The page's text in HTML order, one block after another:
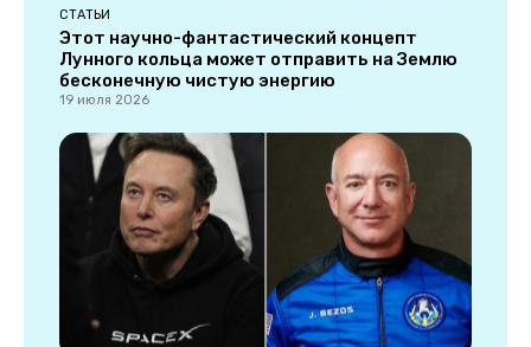
СТАТЬИ
Этот научно-фантастический концепт
Лунного кольца может отправить на Землю
бесконечную чистую энергию
19 июля 2026